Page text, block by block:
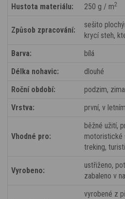
Hustota materiálu:
250 g / m2
Způsob zpracování:
sešito
krycí steh,
Barva:
bílá
Délka nohavic:
dlouhé
Roční období:
podzim,
Vrstva:
první, v
Vhodné pro:
běžné užití,
motoristické
treking,
Vyrobeno:
ustřiženo,
zabaleno v
vyrobené z